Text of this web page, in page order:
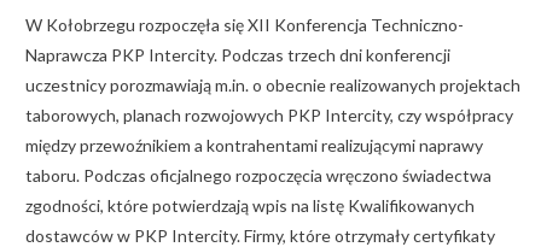
W Kołobrzegu rozpoczęła się XII Konferencja Techniczno-
Naprawcza PKP Intercity. Podczas trzech dni konferencji
uczestnicy porozmawiają m.in. o obecnie realizowanych projektach
taborowych, planach rozwojowych PKP Intercity, czy współpracy
między przewoźnikiem a kontrahentami realizującymi naprawy
taboru. Podczas oficjalnego rozpoczęcia wręczono świadectwa
zgodności, które potwierdzają wpis na listę Kwalifikowanych
dostawców w PKP Intercity. Firmy, które otrzymały certyfikaty